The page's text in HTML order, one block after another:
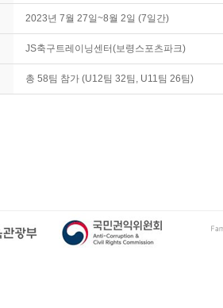
2023년 7월 27일~8월 2일 (7일간)
JS축구트레이닝센터(보령스포츠파크)
총 58팀 참가 (U12팀 32팀, U11팀 26팀)